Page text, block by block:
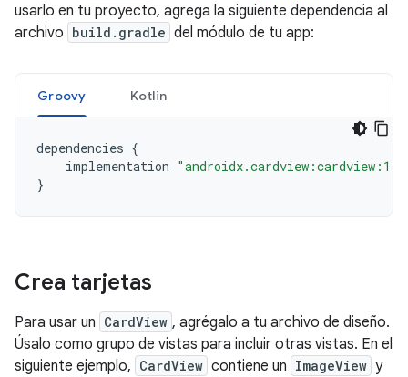
usarlo en tu proyecto, agrega la siguiente dependencia al
archivo build.gradle del módulo de tu app:
Groovy Kotlin
dependencies {
implementation
}
Crea tarjetas
Para usar un CardView , agrégalo a tu archivo de diseño.
Úsalo como grupo de vistas para incluir otras vistas. En el
siguiente ejemplo, CardView contiene un ImageView y